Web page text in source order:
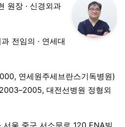
원장 · 신경외과
전임의 · 연세대
연세원주세브란스기독병원)
대전선병원 정형외
서울 중구 서소문로 120 ENA빌